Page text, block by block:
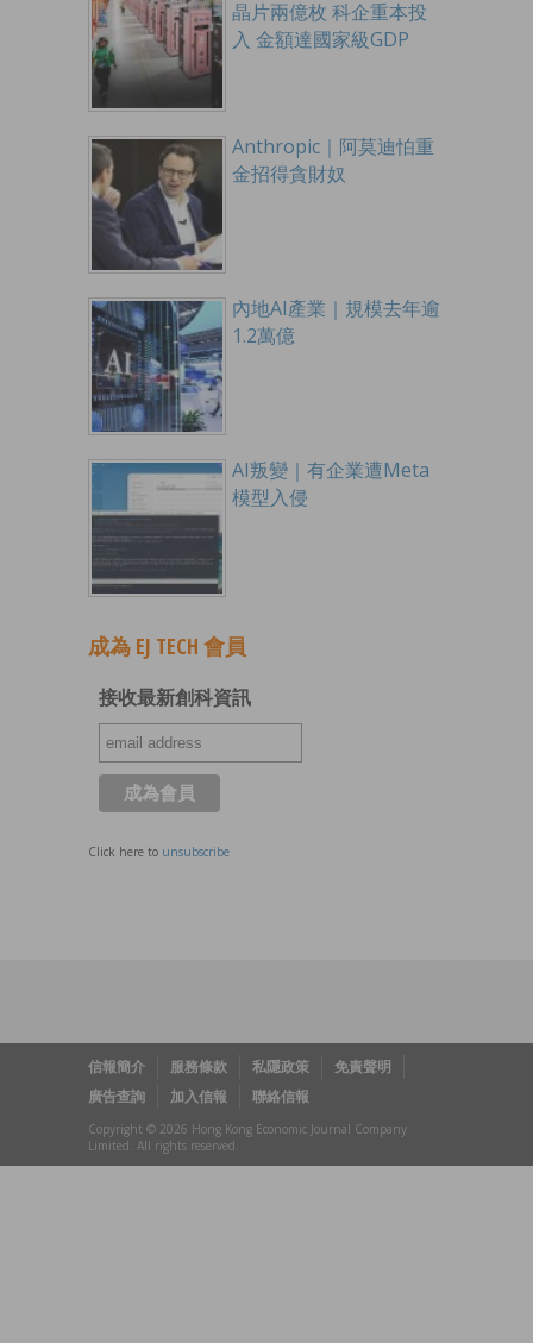
晶片兩億枚 科企重本投
入 金額達國家級GDP
Anthropic｜阿莫迪怕重
金招得貪財奴
內地AI產業｜規模去年逾
1.2萬億
AI叛變｜有企業遭Meta
模型入侵
成為 EJ TECH 會員
接收最新創科資訊
Click here to unsubscribe
信報簡介 服務條款 私隱政策
免責聲明
廣告查詢
加入信報 聯絡信報
Copyright © 2026 Hong Kong Economic Journal Company
Limited. All rights reserved.